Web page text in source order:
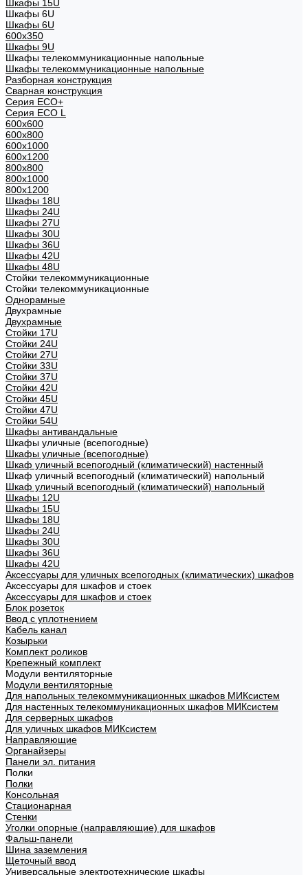
Шкафы 15U
Шкафы 6U
Шкафы 6U
600x350
Шкафы 9U
Шкафы телекоммуникационные напольные
Шкафы телекоммуникационные напольные
Разборная конструкция
Сварная конструкция
Серия ECO+
Серия ECO L
600x600
600x800
600х1000
600х1200
800x800
800х1000
800х1200
Шкафы 18U
Шкафы 24U
Шкафы 27U
Шкафы 30U
Шкафы 36U
Шкафы 42U
Шкафы 48U
Стойки телекоммуникационные
Стойки телекоммуникационные
Однорамные
Двухрамные
Двухрамные
Стойки 17U
Стойки 24U
Стойки 27U
Стойки 33U
Стойки 37U
Стойки 42U
Стойки 45U
Стойки 47U
Стойки 54U
Шкафы антивандальные
Шкафы уличные (всепогодные)
Шкафы уличные (всепогодные)
Шкаф уличный всепогодный (климатический) настенный
Шкаф уличный всепогодный (климатический) напольный
Шкаф уличный всепогодный (климатический) напольный
Шкафы 12U
Шкафы 15U
Шкафы 18U
Шкафы 24U
Шкафы 30U
Шкафы 36U
Шкафы 42U
Аксессуары для уличных всепогодных (климатических) шкафов
Аксессуары для шкафов и стоек
Аксессуары для шкафов и стоек
Блок розеток
Ввод с уплотнением
Кабель канал
Козырьки
Комплект роликов
Крепежный комплект
Модули вентиляторные
Модули вентиляторные
Для напольных телекоммуникационных шкафов МИКсистем
Для настенных телекоммуникационных шкафов МИКсистем
Для серверных шкафов
Для уличных шкафов МИКсистем
Направляющие
Органайзеры
Панели эл. питания
Полки
Полки
Консольная
Стационарная
Стенки
Уголки опорные (направляющие) для шкафов
Фальш-панели
Шина заземления
Щеточный ввод
Универсальные электротехнические шкафы